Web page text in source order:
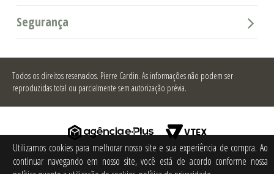
Utilizamos cookies para melhorar nosso site e sua experiência de compra. Ao
continuar navegando em nosso site, você está de acordo conforme nossa
Segurança
Todos os direitos reservados. Pierre Cardin. As informações não podem ser
reproduzidas total ou parcialmente sem autorização prévia.